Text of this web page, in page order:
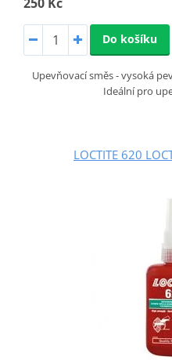
Do košíku
Upevňovací směs - vysoká
Ideální pro
LOCTITE 620